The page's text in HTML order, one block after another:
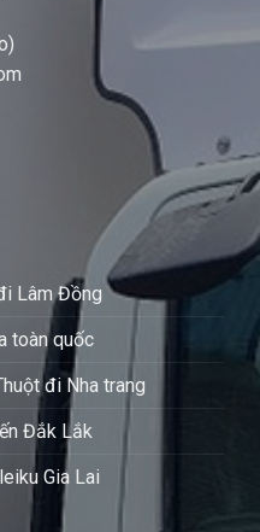
Lâm Đồng
toàn quốc
đi Nha trang
Đắk Lắk
Gia Lai